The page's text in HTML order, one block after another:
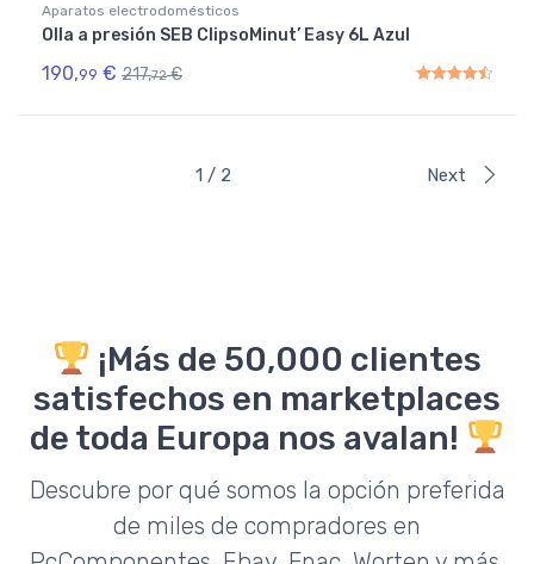
Aparatos electrodomésticos
Olla a presión SEB ClipsoMinut’ Easy 6L Azul
190,99 € 217,72 €
1 / 2 Next
¡Más de 50,000 clientes
satisfechos en marketplaces
de toda Europa nos avalan!
Descubre por qué somos la opción preferida
de miles de compradores en